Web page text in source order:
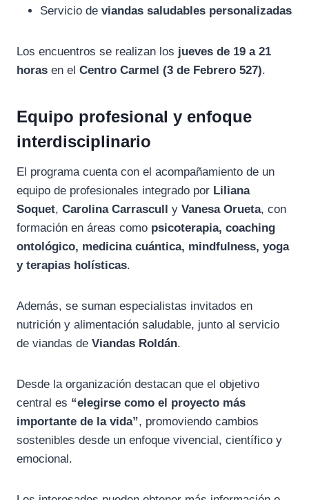
Servicio de viandas saludables personalizadas
Los encuentros se realizan los jueves de 19 a 21
horas en el Centro Carmel (3 de Febrero 527).
Equipo profesional y enfoque
interdisciplinario
El programa cuenta con el acompañamiento de un
equipo de profesionales integrado por Liliana
Soquet, Carolina Carrascull y Vanesa Orueta, con
formación en áreas como psicoterapia, coaching
ontológico, medicina cuántica, mindfulness, yoga
y terapias holísticas.
Además, se suman especialistas invitados en
nutrición y alimentación saludable, junto al servicio
de viandas de Viandas Roldán.
Desde la organización destacan que el objetivo
central es “elegirse como el proyecto más
importante de la vida”, promoviendo cambios
sostenibles desde un enfoque vivencial, científico y
emocional.